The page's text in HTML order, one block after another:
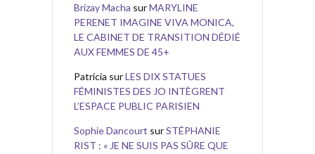
Brizay Macha surMARYLINE
PERENET IMAGINE VIVA MONICA,
LE CABINET DE TRANSITION DÉDIÉ
AUX FEMMES DE 45+
Patricia surLES DIX STATUES
FÉMINISTES DES JO INTÈGRENT
L’ESPACE PUBLIC PARISIEN
Sophie Dancourt surSTÉPHANIE
RIST : « JE NE SUIS PAS SÛRE QUE